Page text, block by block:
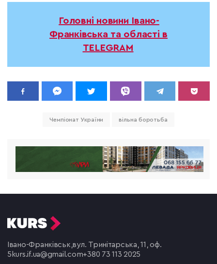
Головні новини Івано-
Франківська та області в
TELEGRAM
Чемпіонат України вільна боротьба
Івано-Франківськ,вул. Тринітарська, 11, оф.
5 kurs.if.ua@gmail.com+380 73 113 2025